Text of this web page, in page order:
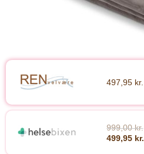
497,95 kr.
999,00 kr.
499,95 kr.